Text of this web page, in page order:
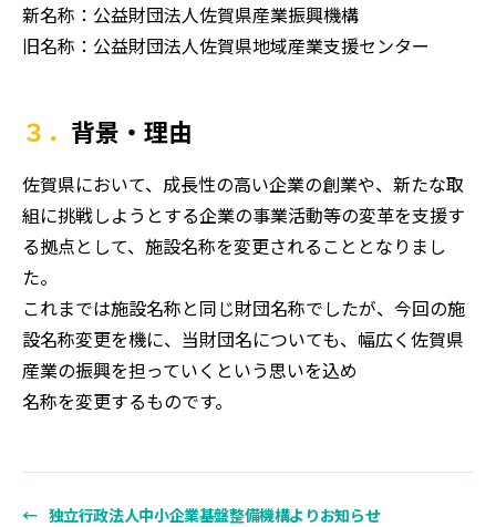
新名称：公益財団法人佐賀県産業振興機構
旧名称：公益財団法人佐賀県地域産業支援センター
３．背景・理由
佐賀県において、成長性の高い企業の創業や、新たな取
組に挑戦しようとする企業の事業活動等の変革を支援す
る拠点として、施設名称を変更されることとなりまし
た。
これまでは施設名称と同じ財団名称でしたが、今回の施
設名称変更を機に、当財団名についても、幅広く佐賀県
産業の振興を担っていくという思いを込め
名称を変更するものです。
← 独立行政法人中小企業基盤整備機構よりお知らせ